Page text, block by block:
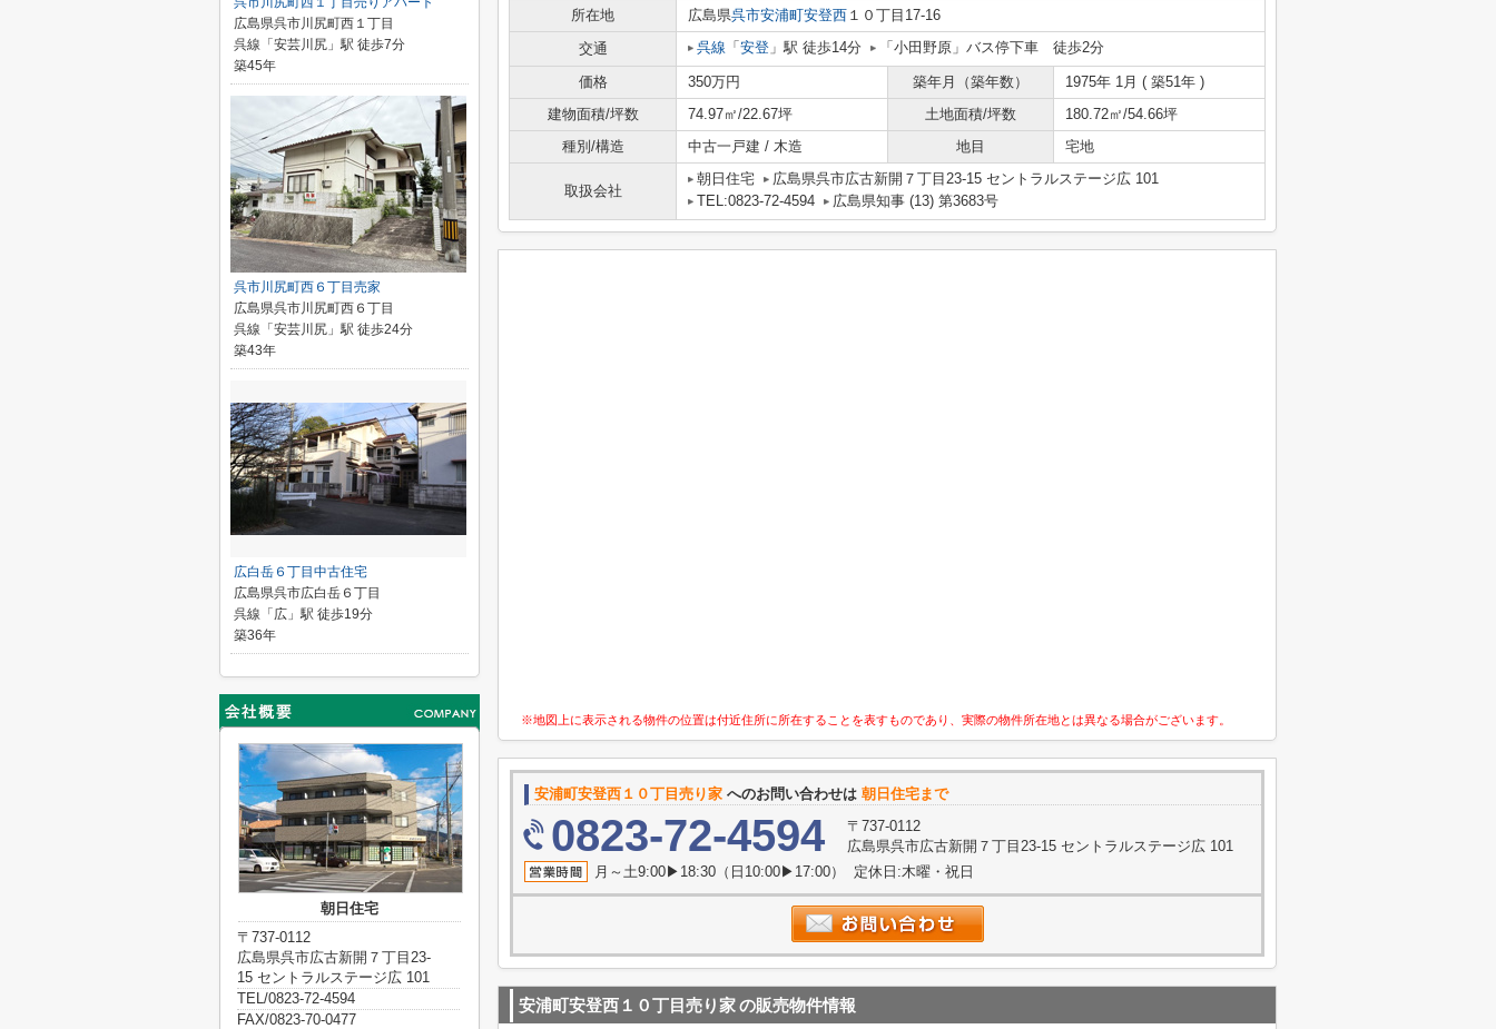
所在地 広島県呉市安浦町安登西 １０丁目17-16
交通
呉線 「 安登 」駅 徒歩14分 「小田野原」バス停下車 徒歩2分
価格 350万円 築年月（築年数）
1975年 1月 ( 築51年 )
建物面積/坪数
74.97㎡/22.67坪 土地面積/坪数
180.72㎡/54.66坪
種別/構造
中古一戸建 / 木造 地目 宅地
取扱会社
朝日住宅
広島県呉市広古新開７丁目23-15 セントラルステージ広 101
TEL:0823-72-4594
広島県知事 (13) 第3683号
※地図上に表示される物件の位置は付近住所に所在することを表すものであり、実際の物件所在地とは異なる場合がございます。
安浦町安登西１０丁目売り家 へのお問い合わせは 朝日住宅まで
0823-72-4594
〒737-0112
広島県呉市広古新開７丁目23-15 セントラルステージ広 101
月～土9:00▶18:30（日10:00▶17:00） 定休日:木曜・祝日
安浦町安登西１０丁目売り家の販売物件情報
広島県呉市川尻町西１丁目
呉線「安芸川尻」駅 徒歩7分
築45年
呉市川尻町西６丁目売家
広島県呉市川尻町西６丁目
呉線「安芸川尻」駅 徒歩24分
築43年
広白岳６丁目中古住宅
広島県呉市広白岳６丁目
呉線「広」駅 徒歩19分
築36年
朝日住宅
〒737-0112
広島県呉市広古新開７丁目23-
15 セントラルステージ広 101
TEL/0823-72-4594
FAX/0823-70-0477